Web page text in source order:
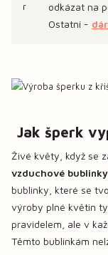
odkázat na
Ostatní -
Jak šperk
Živé květy, když se
vzduchové
bublinky, které se
výroby plné květin
pravidelem, ale v
Těmto bublinkám